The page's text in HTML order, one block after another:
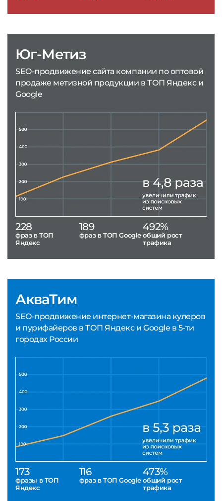
АкваТим
SEO-продвижение интернет-магазина кулеров
и пурифайеров в ТОП Яндекс и Google в 5-ти
городах России
173
фразы в ТОП
Яндекс
116
фраз в ТОП Google
473%
общий рост
трафика
Юг-Метиз
SEO-продвижение сайта компании по оптовой
продаже метизной продукции в ТОП Яндекс и
Google
228
фраз в ТОП
Яндекс
189
фраз в ТОП Google
492%
общий рост
трафика